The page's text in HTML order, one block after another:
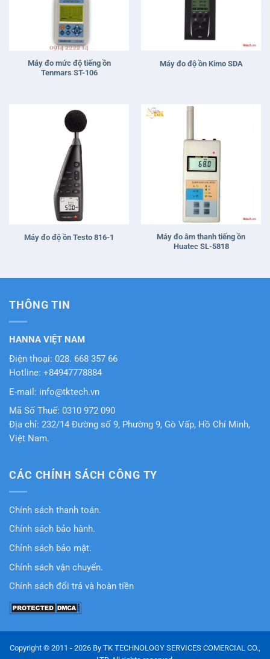
Máy đo mức độ tiếng ồn
Tenmars ST-106
Máy đo độ ồn Kimo SDA
Máy đo độ ồn Testo 816-1
Máy đo âm thanh tiếng ồn
Huatec SL-5818
THÔNG TIN
HANNA VIỆT NAM
Điện thoại: 028. 668 357 66
Hotline: +84947778884
E-mail: info@tktech.vn
Mã Số Thuế: 0310 972 090
Địa chỉ: 232/14 Đường số 9, Phường 9, Gò Vấp, Hồ Chí Minh,
Việt Nam.
CÁC CHÍNH SÁCH CÔNG TY
Chính sách thanh toán.
Chính sách bảo hành.
Chỉnh sách bảo mật.
Chính sách vận chuyển.
Chính sách đổi trả và hoàn tiền
Copyright © 2011 - 2026 By TK TECHNOLOGY SERVICES COMERCIAL CO.,